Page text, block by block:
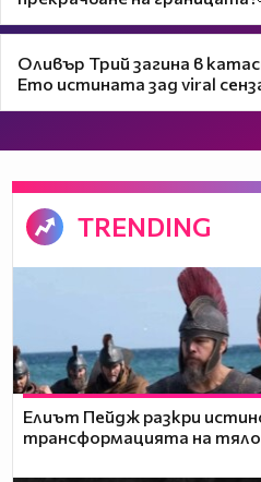
Оливър Трий загина в
Ето истината зад viral
TRENDING
Елиът Пейдж разкри
трансформацията на